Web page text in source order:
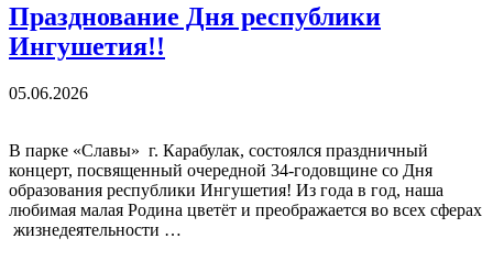
Празднование Дня республики
Ингушетия!!
05.06.2026
В парке «Славы» г. Карабулак, состоялся праздничный
концерт, посвященный очередной 34-годовщине со Дня
образования республики Ингушетия! Из года в год, наша
любимая малая Родина цветёт и преображается во всех сферах
жизнедеятельности …